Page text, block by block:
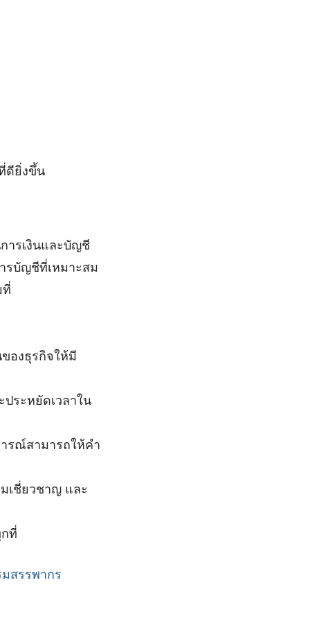
ดียิ่งขึ้น
ารเงินและบัญชี
รบัญชีที่เหมาะสม
ที่
องธุรกิจให้มี
ระหยัดเวลาใน
รณ์สามารถให้คำ
เชี่ยวชาญ และ
ที่
มสรรพากร